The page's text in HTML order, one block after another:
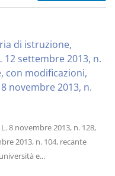
di istruzione,
12 settembre 2013, n.
con modificazioni,
novembre 2013, n.
8 novembre 2013, n. 128,
2013, n. 104, recante
e...